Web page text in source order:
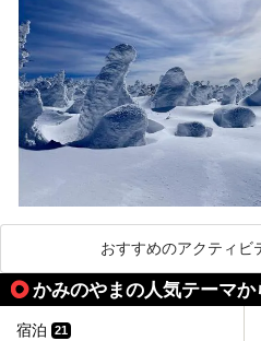
今回は山形県天童市の
おすすめのアクティビ
かみのやまの人気テーマか
宿泊 21